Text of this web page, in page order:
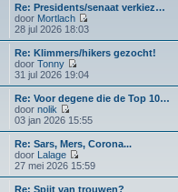
Re: Presidents/senaat verkiez…
door Mortlach
B
e
k
i
a
a
t
t
b
e
28 jul 2026 18:03
Re: Klimmers/hikers gezocht!
door Tonny
B
e
k
i
j
k
a
a
t
31 jul 2026 19:04
Re: Voor degene die de Top 10…
door nolik
B
e
k
i
j
k
03 jan 2026 15:55
Re: Sars, Mers, Corona...
door Lalage
B
e
k
27 mei 2026 15:59
Re: Spijt van trouwen?